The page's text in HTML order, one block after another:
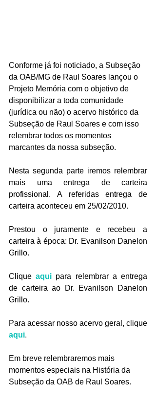
Conforme já foi noticiado, a Subseção
da OAB/MG de Raul Soares lançou o
Projeto Memória com o objetivo de
disponibilizar a toda comunidade
(jurídica ou não) o acervo histórico da
Subseção de Raul Soares e com isso
relembrar todos os momentos
marcantes da nossa subseção.
Nesta segunda parte iremos relembrar
mais uma entrega de carteira
profissional. A referidas entrega de
carteira aconteceu em 25/02/2010.
Prestou o juramente e recebeu a
carteira à época: Dr. Evanilson Danelon
Grillo.
Clique aqui para relembrar a entrega
de carteira ao Dr. Evanilson Danelon
Grillo.
aqui.
Em breve relembraremos mais
momentos especiais na História da
Subseção da OAB de Raul Soares.